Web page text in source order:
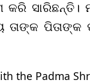
ସାରିଛନ୍ତି।
the Padma